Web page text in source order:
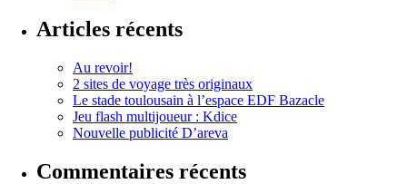
Articles récents
Au revoir!
2 sites de voyage très originaux
Le stade toulousain à l’espace EDF Bazacle
Jeu flash multijoueur : Kdice
Nouvelle publicité D’areva
Commentaires récents